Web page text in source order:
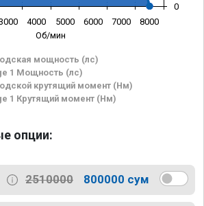
Об/мин
мощность (лс)
1 Мощность (лс)
крутящий момент (Нм)
1 Крутящий момент (Нм)
4000 5000 6000 7000 8000
0
опции:
2510000 800000 сум